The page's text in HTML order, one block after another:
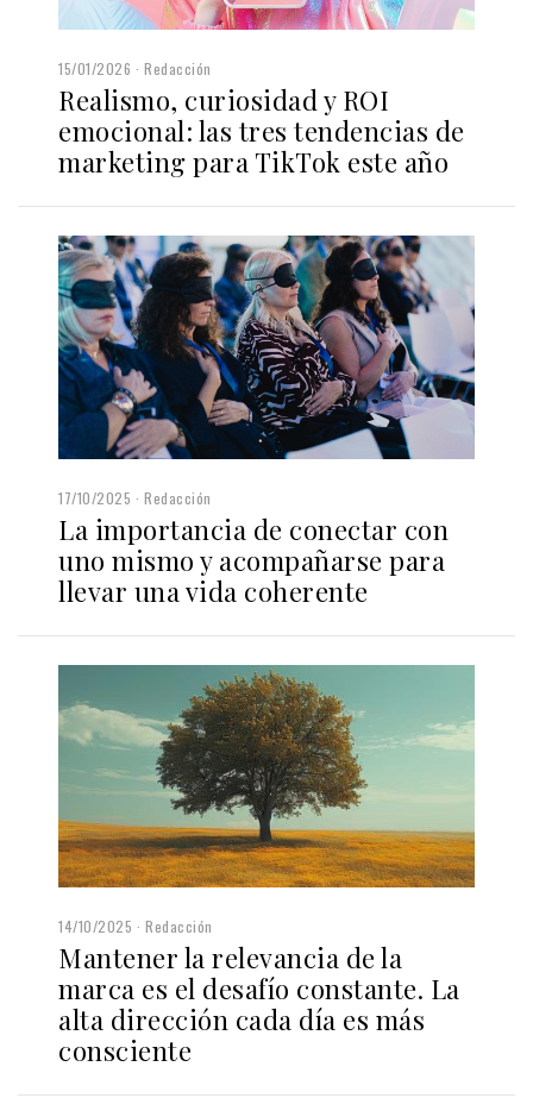
15/01/2026 Redacción
Realismo, curiosidad y ROI
emocional: las tres tendencias de
marketing para TikTok este año
17/10/2025 Redacción
La importancia de conectar con
uno mismo y acompañarse para
llevar una vida coherente
14/10/2025 Redacción
Mantener la relevancia de la
marca es el desafío constante. La
alta dirección cada día es más
consciente